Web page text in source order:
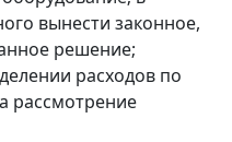
вынести законное,
решение;
расходов по
рассмотрение